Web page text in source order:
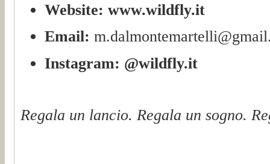
Website: www.wildfly.it
Email:
Instagram: @wildfly.it
Regala un lancio. Regala un sogno.